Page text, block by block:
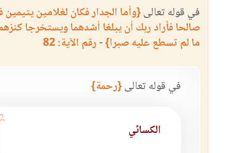
في قوله تعالى{وأما الجدار فكان لغلامين
صالحا فأراد ربك أن يبلغا أشدهما ويستخرجا
ما لم تسطع عليه صبرا} - رقم الآية: 82
في قوله تعالى{رحمة}
الكسائي